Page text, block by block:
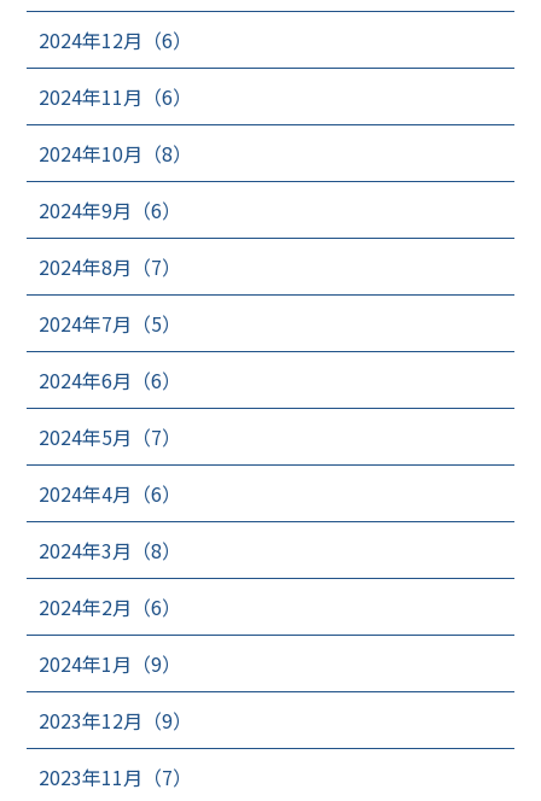
2024年12月（6）
2024年11月（6）
2024年10月（8）
2024年9月（6）
2024年8月（7）
2024年7月（5）
2024年6月（6）
2024年5月（7）
2024年4月（6）
2024年3月（8）
2024年2月（6）
2024年1月（9）
2023年12月（9）
2023年11月（7）